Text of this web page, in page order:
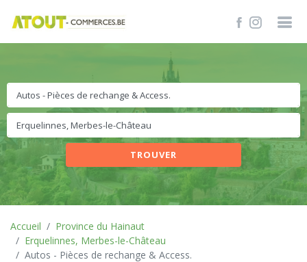
TROUVER
Accueil
Province du Hainaut
Erquelinnes, Merbes-le-Château
Autos - Pièces de rechange & Access.